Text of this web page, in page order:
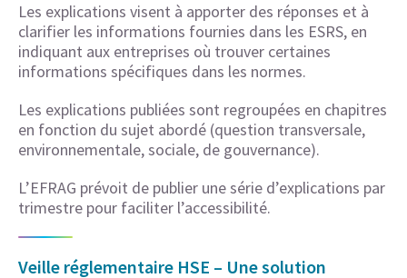
Les explications visent à apporter des réponses et à
clarifier les informations fournies dans les ESRS, en
indiquant aux entreprises où trouver certaines
informations spécifiques dans les normes.
Les explications publiées sont regroupées en chapitres
en fonction du sujet abordé (question transversale,
environnementale, sociale, de gouvernance).
L’EFRAG prévoit de publier une série d’explications par
trimestre pour faciliter l’accessibilité.
Veille réglementaire HSE – Une solution